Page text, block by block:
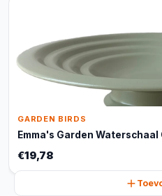
GARDEN BIRDS
Emma's Garden Waterschaal
€19,78